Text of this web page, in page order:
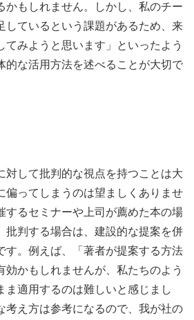
かもしれません。しかし、私のチー
しているという課題があるため、来
てみようと思います」といったよう
的な活用方法を述べることが大切で
対して批判的な視点を持つことは大
偏ってしまうのは望ましくありませ
するセミナーや上司が薦めた本の場
批判する場合は、建設的な提案を併
す。例えば、「著者が提案する方法
効かもしれませんが、私たちのよう
ま適用するのは難しいと感じまし
考え方は参考になるので、我が社の